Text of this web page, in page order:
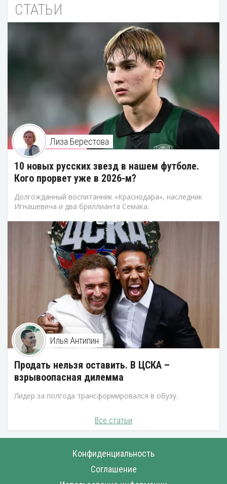
СТАТЬИ
Лиза Берестова
10 новых русских звезд в нашем футболе.
Кого прорвет уже в 2026-м?
Долгожданный воспитанник «Краснодара», наследник
Игнашевича и два бриллианта Семака.
Илья Антипин
Продать нельзя оставить. В ЦСКА –
взрывоопасная дилемма
Лидер за полгода трансформировался в обузу.
Все статьи
Конфиденциальность
Соглашение